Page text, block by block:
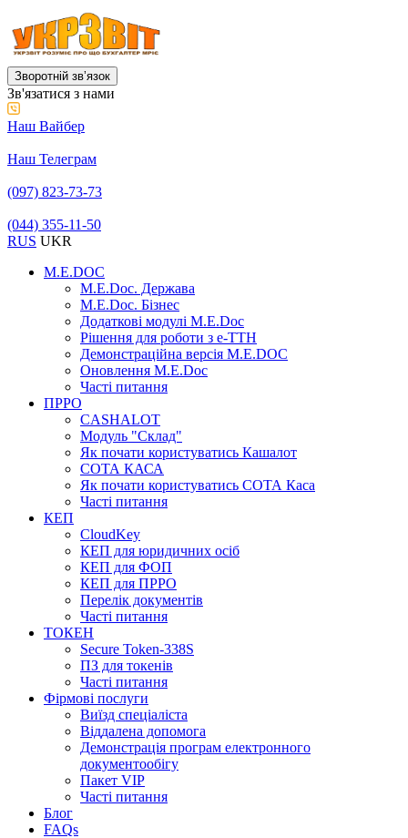
Зворотній звʼязок
Зв'язатися з нами
Наш Вайбер
Наш Телеграм
(097) 823-73-73
(044) 355-11-50
RUS UKR
M.E.DOC
M.E.Doc. Держава
M.E.Doc. Бізнес
Додаткові модулі M.E.Doc
Рішення для роботи з е-ТТН
Демонстраційна версія M.E.DOC
Оновлення M.E.Doc
Часті питання
ПРРО
CASHALOT
Модуль "Склад"
Як почати користуватись Кашалот
СОТА КАСА
Як почати користуватись СОТА Каса
Часті питання
КЕП
CloudKey
КЕП для юридичних осіб
КЕП для ФОП
КЕП для ПРРО
Перелік документів
Часті питання
ТОКЕН
Secure Token-338S
ПЗ для токенів
Часті питання
Фірмові послуги
Виїзд спеціаліста
Віддалена допомога
Демонстрація програм електронного
документообігу
Пакет VIP
Часті питання
Блог
FAQs